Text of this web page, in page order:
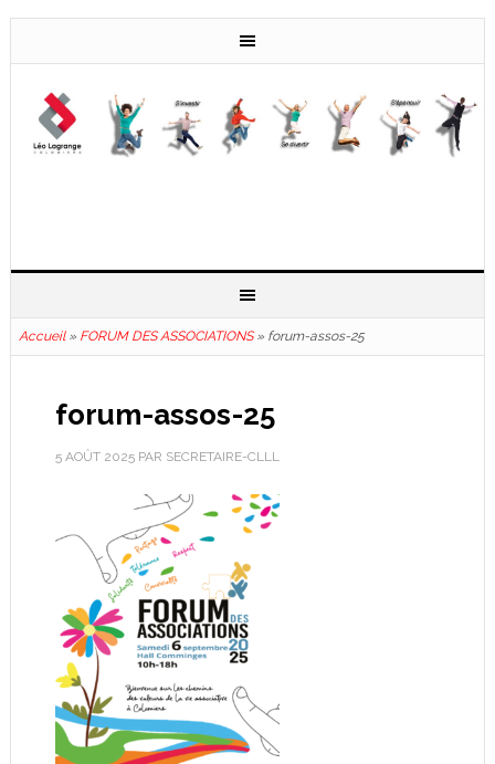
Accueil» FORUM DES ASSOCIATIONS» forum-assos-25
forum-assos-25
5 AOÛT 2025PAR SECRETAIRE-CLLL